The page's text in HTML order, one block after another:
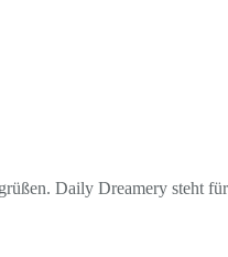
Daily Dreamery steht